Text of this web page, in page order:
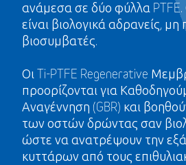
ανάμεσα σε δύο φύλλα
είναι βιολογικά αδρανείς,
βιοσυμβατές.
Οι Ti-PTFE Regenerative
προορίζονται για
Αναγέννηση (GBR) και
των οστών δρώντας σαν
ώστε να ανατρέψουν την
κυττάρων από τους